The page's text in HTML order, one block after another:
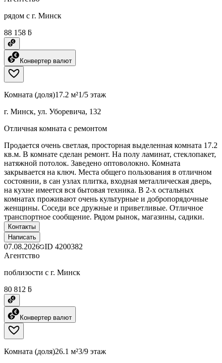
рядом с г. Минск
88 158 ƃ
Конвертер валют
Комната (доля)17.2 м²1/5 этаж
г. Минск, ул. Уборевича, 132
Отличная комната с ремонтом
Продается очень светлая, просторная выделенная комната 17.2
кв.м. В комнате сделан ремонт. На полу ламинат, стеклопакет,
натяжной потолок. Заведено оптоволокно. Комната
закрывается на ключ. Места общего пользования в отличном
состоянии, в сан узлах плитка, входная металлическая дверь,
на кухне имеется вся бытовая техника. В 2-х остальных
комнатах проживают очень культурные и добропорядочные
женщины. Соседи все дружные и приветливые. Отличное
транспортное сообщение. Рядом рынок, магазины, садики.
Контакты
Написать
07.08.2026 ID 4200382
Агентство
поблизости с г. Минск
80 812 ƃ
Конвертер валют
Комната (доля)26.1 м²3/9 этаж